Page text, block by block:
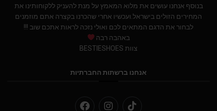
בנוסף אנחנו עושים את מלוא המאמץ על מנת להעניק ללקוחותינו את
המחירים הזולים בישראל.ועכשיו אחרי שהכרנו בקצרה אתם מוזמנים
לבחור את הדגם המתאים לכם ואולי נזכה לראות אתכם שוב !!!
באהבה רבה
צוות BESTIESHOES
אנחנו ברשתות החברתיות